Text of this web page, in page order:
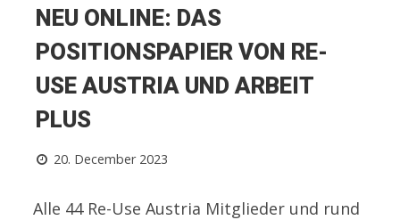
NEU ONLINE: DAS
POSITIONSPAPIER VON RE-
USE AUSTRIA UND ARBEIT
PLUS
20. December 2023
Alle 44 Re-Use Austria Mitglieder und rund